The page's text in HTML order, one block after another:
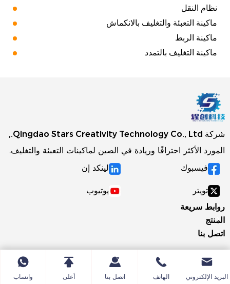
نظام النقل
ماكينة التعبئة والتغليف بالانكماش
ماكينة الربط
ماكينة التغليف بالتمدد
شركة Qingdao Stars Creativity Technology Co., Ltd.,
المورد الأكثر احترافًا وريادة في الصين لماكينات التعبئة والتغليف.
فيسبوك
لينكد إن
تويتر
يوتيوب
روابط سريعة
المنتج
اتصل بنا
البريد الإلكتروني الهاتف اتصل بنا أعلى واتساب